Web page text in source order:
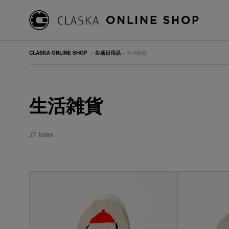
CLASKA ONLINE SHOP > 生活日用品 > 生活雑貨
生活雑貨
37 items